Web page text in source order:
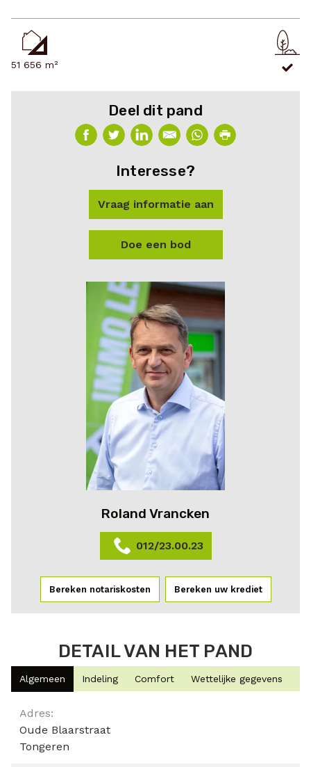
51 656 m²
Deel dit pand
Interesse?
Vraag informatie aan
Doe een bod
Roland Vrancken
012/23.00.23
Bereken notariskosten Bereken uw krediet
DETAIL VAN HET PAND
Algemeen Indeling Comfort Wettelijke gegevens
Algemeen
Adres:
Oude Blaarstraat
Tongeren